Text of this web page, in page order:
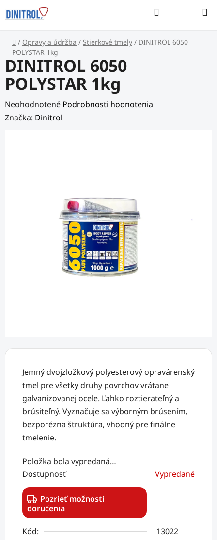
na
KOŠÍK
Domov
/ Opravy a údržba / Stierkové tmely / DINITROL 6050
POLYSTAR 1kg
Jemný dvojzložkový polyesterový opravárenský
tmel pre všetky druhy povrchov vrátane
galvanizovanej ocele. Ľahko roztierateľný a
brúsiteľný. Vyznačuje sa výborným brúsením,
bezporézna štruktúra, vhodný pre finálne
tmelenie.
Položka bola vypredaná…
Dostupnosť
Vypredané
Pozrieť možnosti
doručenia
Kód: 13022
DINITROL 6050
POLYSTAR 1kg
Priemerné
hodnotenie
Neohodnotené Podrobnosti hodnotenia
Značka: Dinitrol